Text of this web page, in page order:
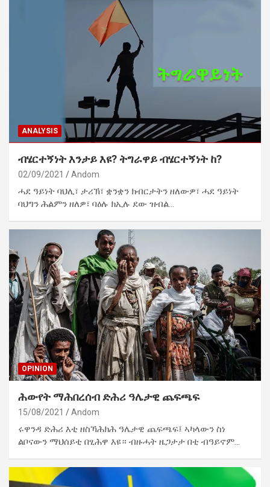
ANALYSIS
ብሄርተኝነት እንታይ እዩ? ትግራዋይ ብሄርተኝነት ከ?
02/09/2021 Andom
ሓደ ዓይነት ባህሊ፣ ታሪኽ፣ ቋንቋን ክብርታትን ዘለውዎ፣ ሓደ ዓይነት
ባህግን ሕልምን ዘለዎ፣ ባዕሉ ክኢሉ ደው ዝብል…
OPINION
ሕውየት ማሕበረሰብ ድሕሪ ዓሌታዊ ጨፍጫፍ
15/08/2021 Andom
ሩዋንዳ ድሕሪ እቲ ዘስኻሕክሕ ዓሌታዊ ጨፍጫፍ፤ ኣካላውን ስነ
ልቦናውን ማህሰይቲ በፂሕዋ እዩ። ብዙሓት ዜጋታታ በቲ ብዓይኖም…